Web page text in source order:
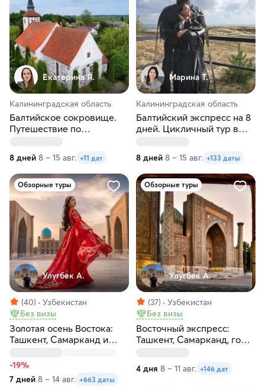
Екатерина Я.
Калининградская область
Балтийское сокровище.
Путешествие по
8 дней 8 – 15 авг. +11 дат
Марина Т.
Калининградская область
Балтийский экспресс на 8
дней. Цикличный тур в
8 дней 8 – 15 авг. +133 даты
Обзорные туры
Улугбек А.
(40)
Узбекистан
Без визы
Золотая осень Востока:
Ташкент, Самарканд и
-19%
7 дней 8 – 14 авг. +663 даты
Обзорные туры
Улугбек А.
(37)
Узбекистан
Без визы
Восточный экспресс:
Ташкент, Самарканд, горы,
4 дня 8 – 11 авг. +146 дат